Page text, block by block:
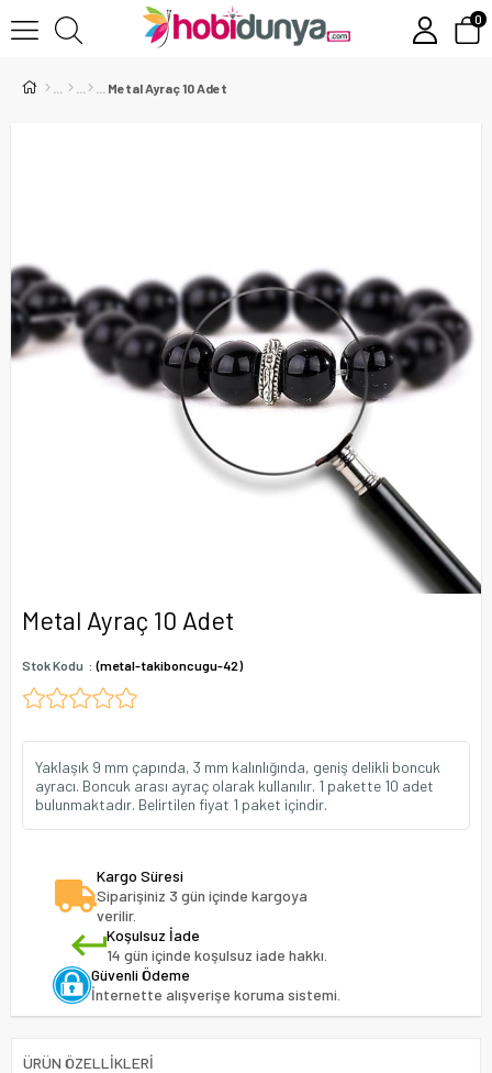
0
Metal Ayraç 10 Adet
Metal Ayraç 10 Adet
Stok Kodu (metal-takiboncugu-42)
Yaklaşık 9 mm çapında, 3 mm kalınlığında, geniş delikli boncuk
ayracı. Boncuk arası ayraç olarak kullanılır. 1 pakette 10 adet
bulunmaktadır. Belirtilen fiyat 1 paket içindir.
Kargo Süresi
Siparişiniz 3 gün içinde kargoya
verilir.
Koşulsuz İade
14 gün içinde koşulsuz iade hakkı.
Güvenli Ödeme
İnternette alışverişe koruma sistemi.
ÜRÜN ÖZELLIKLERI